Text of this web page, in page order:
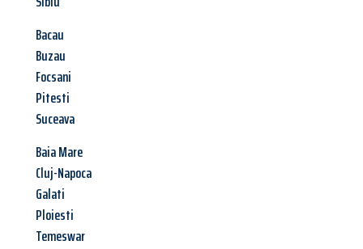
Bacau
Buzau
Focsani
Pitesti
Suceava
Baia Mare
Cluj-Napoca
Galati
Ploiesti
Temeswar